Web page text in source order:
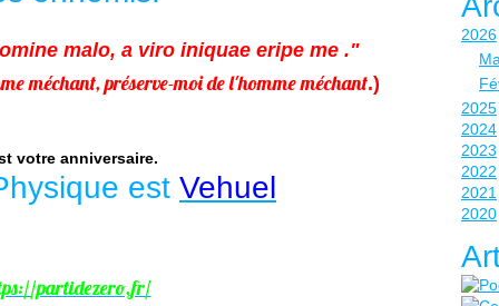
malo, a viro iniquae eripe me ."
méchant, préserve-moi de l'homme méchant.)
votre anniversaire.
est Vehuel
partidezero.fr/
2026
2025
2024
2023
2022
2021
2020